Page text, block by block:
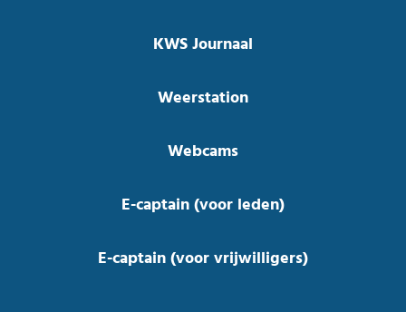
KWS Journaal
Weerstation
Webcams
E-captain (voor leden)
E-captain (voor vrijwilligers)